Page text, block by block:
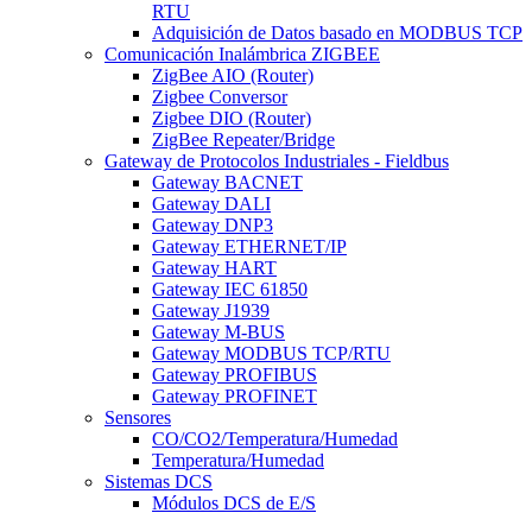
RTU
Adquisición de Datos basado en MODBUS TCP
Comunicación Inalámbrica ZIGBEE
ZigBee AIO (Router)
Zigbee Conversor
Zigbee DIO (Router)
ZigBee Repeater/Bridge
Gateway de Protocolos Industriales - Fieldbus
Gateway BACNET
Gateway DALI
Gateway DNP3
Gateway ETHERNET/IP
Gateway HART
Gateway IEC 61850
Gateway J1939
Gateway M-BUS
Gateway MODBUS TCP/RTU
Gateway PROFIBUS
Gateway PROFINET
Sensores
CO/CO2/Temperatura/Humedad
Temperatura/Humedad
Sistemas DCS
Módulos DCS de E/S